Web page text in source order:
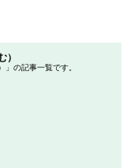
）
」の記事一覧です。